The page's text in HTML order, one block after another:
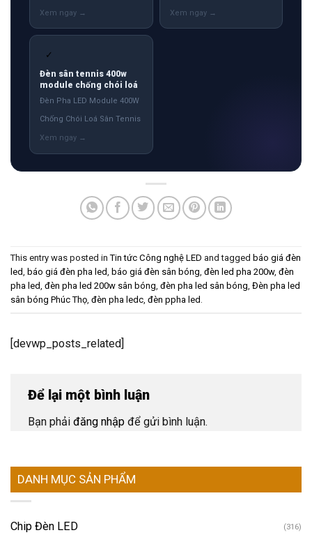
✓
Đèn sân tennis 400w
module chống chói loá
Đèn Pha LED Module 400W
Chống Chói Loá Sân Tennis
This entry was posted inTin tức Công nghệ LED and tagged báo giá đèn
led, báo giá đèn pha led, báo giá đèn sân bóng, đèn led pha 200w, đèn
pha led, đèn pha led 200w sân bóng, đèn pha led sân bóng, Đèn pha led
sân bóng Phúc Thọ, đèn pha ledc, đèn ppha led .
[devwp_posts_related]
Để lại một bình luận
Bạn phải đăng nhập để gửi bình luận.
DANH MỤC SẢN PHẨM
Chip Đèn LED (316)